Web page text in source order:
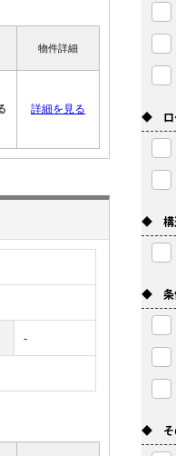
物件詳細
詳細を見る
-
◆ ロ
◆ 構
◆ 条
◆ そ